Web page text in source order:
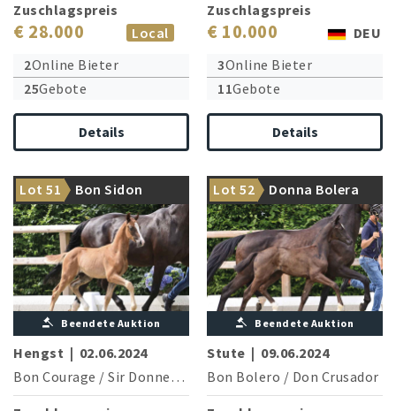
Zuschlagspreis
€ 28.000
Local
2Online Bieter
25Gebote
Details
Zuschlagspreis
€ 10.000
DEU
3Online Bieter
11Gebote
Details
Lot 51 Bon Sidon
Seine Geschwister feiern S-
Erfolge
Beendete Auktion
Hengst | 02.06.2024
Bon Courage / Sir Donnerhall I
Lot 52 Donna Bolera
Aus dem Stamm: Majestic
Taonga & Hawtins Delicato
Beendete Auktion
Stute | 09.06.2024
Bon Bolero / Don Crusador